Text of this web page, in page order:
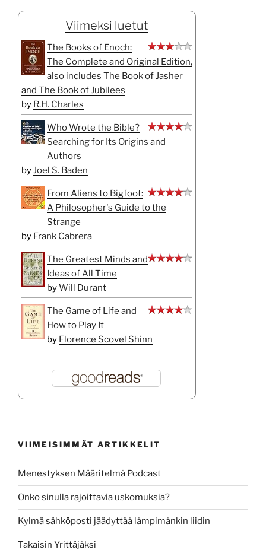
Viimeksi luetut
The Books of Enoch:
The Complete and Original Edition,
also includes The Book of Jasher
and The Book of Jubilees
by R.H. Charles
Who Wrote the Bible?
Searching for Its Origins and
Authors
byJoel S. Baden
From Aliens to Bigfoot:
A Philosopher's Guide to the
Strange
by Frank Cabrera
The Greatest Minds and
Ideas of All Time
byWill Durant
The Game of Life and
How to Play It
by Florence Scovel Shinn
VIIMEISIMMÄT ARTIKKELIT
Menestyksen Määritelmä Podcast
Onko sinulla rajoittavia uskomuksia?
Kylmä sähköposti jäädyttää lämpimänkin liidin
Takaisin Yrittäjäksi